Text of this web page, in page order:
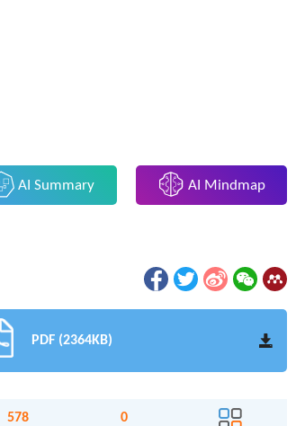
AI Summary AI Mindmap
PDF (2364KB)
578 0